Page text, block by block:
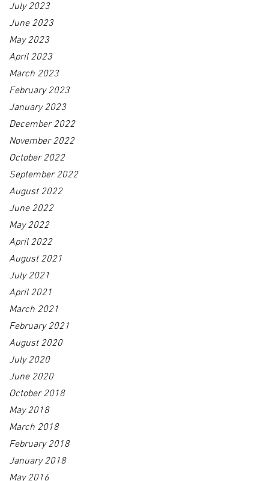
July 2023
June 2023
May 2023
April 2023
March 2023
February 2023
January 2023
December 2022
November 2022
October 2022
September 2022
August 2022
June 2022
May 2022
April 2022
August 2021
July 2021
April 2021
March 2021
February 2021
August 2020
July 2020
June 2020
October 2018
May 2018
March 2018
February 2018
January 2018
May 2016